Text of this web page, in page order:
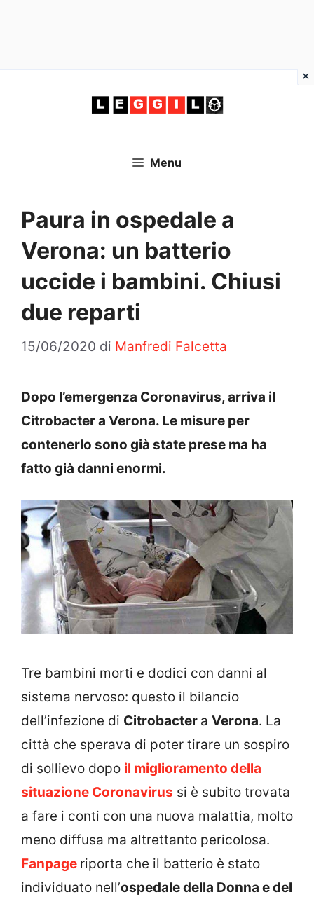
Menu
Paura in ospedale a
Verona: un batterio
uccide i bambini. Chiusi
due reparti
15/06/2020 di Manfredi Falcetta
Dopo l’emergenza Coronavirus, arriva il
Citrobacter a Verona. Le misure per
contenerlo sono già state prese ma ha
fatto già danni enormi.
Tre bambini morti e dodici con danni al
sistema nervoso: questo il bilancio
dell’infezione di Citrobacter a Verona. La
città che sperava di poter tirare un sospiro
di sollievo dopo il miglioramento della
situazione Coronavirus si è subito trovata
a fare i conti con una nuova malattia, molto
meno diffusa ma altrettanto pericolosa.
Fanpage riporta che il batterio è stato
individuato nell’ospedale della Donna e del